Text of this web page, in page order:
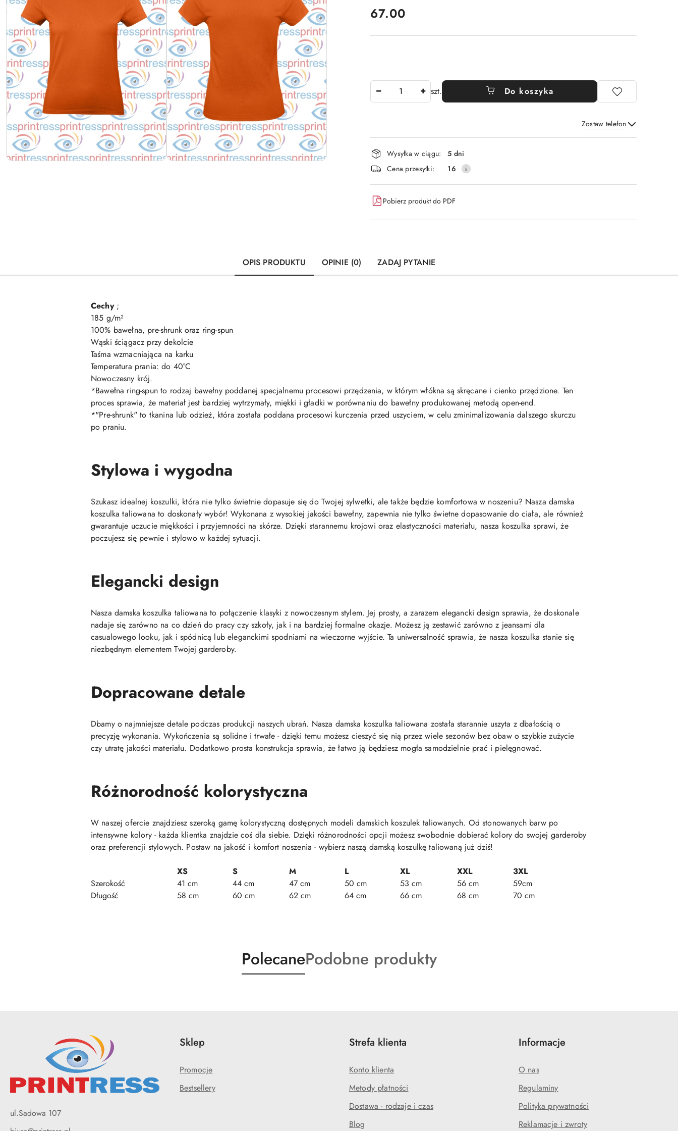
cena:
67.00
szt. Do koszyka
Zostaw telefon
Wyślij
Dostępność
i
dostawa
Wysyłka w ciągu:
5 dni
Cena przesyłki:
16
Pobierz produkt do PDF
OPIS PRODUKTU OPINIE (0) ZADAJ PYTANIE
Cechy ;
185 g/m²
100% bawełna, pre-shrunk oraz ring-spun
Wąski ściągacz przy dekolcie
Taśma wzmacniająca na karku
Temperatura prania: do 40°C
Nowoczesny krój.
*Bawełna ring-spun to rodzaj bawełny poddanej specjalnemu procesowi przędzenia, w którym włókna są skręcane i cienko przędzione. Ten
proces sprawia, że materiał jest bardziej wytrzymały, miękki i gładki w porównaniu do bawełny produkowanej metodą open-end.
*"Pre-shrunk" to tkanina lub odzież, która została poddana procesowi kurczenia przed uszyciem, w celu zminimalizowania dalszego skurczu
po praniu.
Stylowa i wygodna
Szukasz idealnej koszulki, która nie tylko świetnie dopasuje się do Twojej sylwetki, ale także będzie komfortowa w noszeniu? Nasza damska
koszulka taliowana to doskonały wybór! Wykonana z wysokiej jakości bawełny, zapewnia nie tylko świetne dopasowanie do ciała, ale również
gwarantuje uczucie miękkości i przyjemności na skórze. Dzięki starannemu krojowi oraz elastyczności materiału, nasza koszulka sprawi, że
poczujesz się pewnie i stylowo w każdej sytuacji.
Elegancki design
Nasza damska koszulka taliowana to połączenie klasyki z nowoczesnym stylem. Jej prosty, a zarazem elegancki design sprawia, że doskonale
nadaje się zarówno na co dzień do pracy czy szkoły, jak i na bardziej formalne okazje. Możesz ją zestawić zarówno z jeansami dla
casualowego looku, jak i spódnicą lub eleganckimi spodniami na wieczorne wyjście. Ta uniwersalność sprawia, że nasza koszulka stanie się
niezbędnym elementem Twojej garderoby.
Dopracowane detale
Dbamy o najmniejsze detale podczas produkcji naszych ubrań. Nasza damska koszulka taliowana została starannie uszyta z dbałością o
precyzję wykonania. Wykończenia są solidne i trwałe - dzięki temu możesz cieszyć się nią przez wiele sezonów bez obaw o szybkie zużycie
czy utratę jakości materiału. Dodatkowo prosta konstrukcja sprawia, że łatwo ją będziesz mogła samodzielnie prać i pielęgnować.
Różnorodność kolorystyczna
W naszej ofercie znajdziesz szeroką gamę kolorystyczną dostępnych modeli damskich koszulek taliowanych. Od stonowanych barw po
intensywne kolory - każda klientka znajdzie coś dla siebie. Dzięki różnorodności opcji możesz swobodnie dobierać kolory do swojej garderoby
oraz preferencji stylowych. Postaw na jakość i komfort noszenia - wybierz naszą damską koszulkę taliowaną już dziś!
XS S M L XL XXL
3XL
Szerokość
41 cm 44 cm 47 cm 50 cm 53 cm 56 cm
59cm
Długość
58 cm 60 cm 62 cm 64 cm 66 cm 68 cm 70 cm
Produkty
o
PolecaneProdukty
o
Podobne produkty
ul.Sadowa 107
Sklep
Promocje
Bestsellery
Strefa klienta
Konto klienta
Metody płatności
Dostawa - rodzaje i czas
Blog
Informacje
O nas
Regulaminy
Polityka prywatności
Reklamacje i zwroty